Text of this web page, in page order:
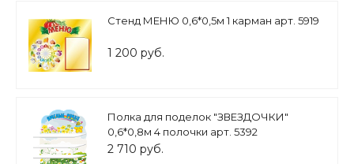
Стенд МЕНЮ 0,6*0,5м 1 карман арт. 5919
1 200 руб.
Полка для поделок "ЗВЕЗДОЧКИ"
0,6*0,8м 4 полочки арт. 5392
2 710 руб.